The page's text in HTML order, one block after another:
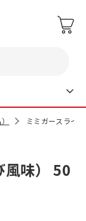
ミミガースライ
風味） 50